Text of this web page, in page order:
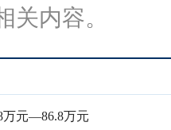
关内容。
万元—86.8万元